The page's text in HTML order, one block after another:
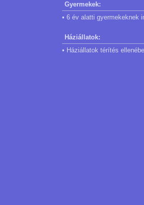
Gyermekek:
• 6 év alatti gyermekeknek
Háziállatok:
• Háziállatok térítés